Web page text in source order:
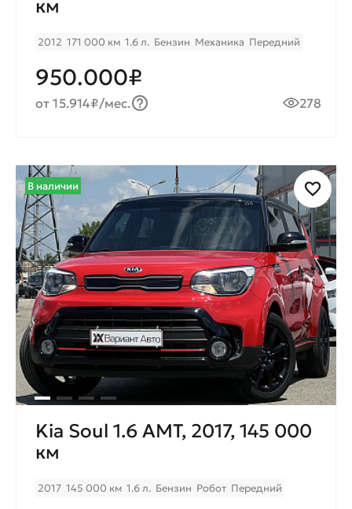
км
2012 171 000 км 1.6 л. Бензин Механика Передний
950.000₽
от 15.914₽/мес. 278
В наличии
Kia Soul 1.6 AMT, 2017, 145 000
км
2017 145 000 км 1.6 л. Бензин Робот Передний